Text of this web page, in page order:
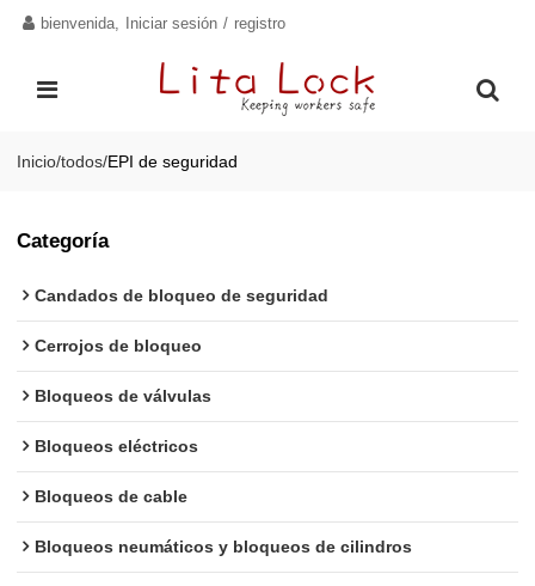
bienvenida, Iniciar sesión / registro
Inicio/todos/EPI de seguridad
Categoría
Candados de bloqueo de seguridad
Cerrojos de bloqueo
Bloqueos de válvulas
Bloqueos eléctricos
Bloqueos de cable
Bloqueos neumáticos y bloqueos de cilindros